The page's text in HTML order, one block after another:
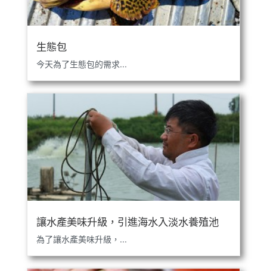
生態包
今天為了生態包的需求...
讓水產美味升級，引進海水入淡水養殖池
為了讓水產美味升級，...